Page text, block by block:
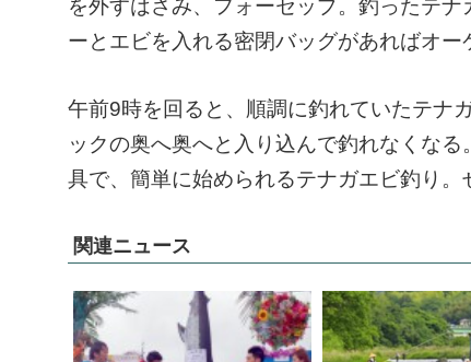
を外すはさみ、フォーセップ。釣ったテ
ーとエビを入れる密閉バッグがあればオー
午前9時を回ると、順調に釣れていたテナ
ックの奥へ奥へと入り込んで釣れなくな
具で、簡単に始められるテナガエビ釣り
関連ニュース